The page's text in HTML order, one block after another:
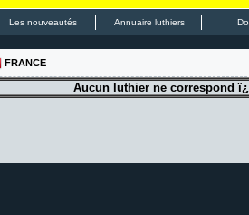
Les nouveautés Annuaire luthiers
FRANCE
Aucun luthier ne correspond